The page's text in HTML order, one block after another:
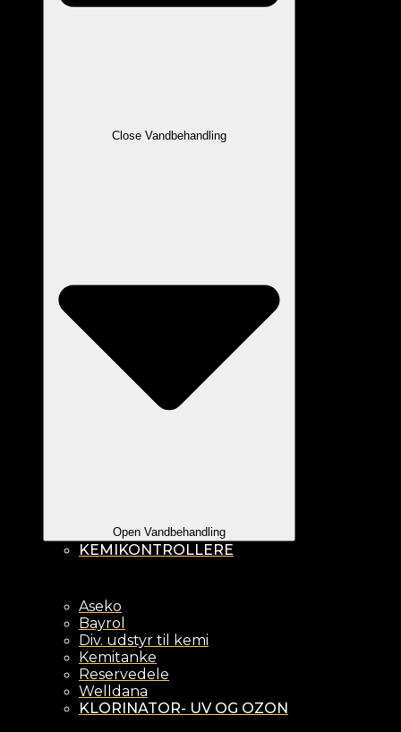
Close Vandbehandling
Open Vandbehandling
KEMIKONTROLLERE
Aseko
Bayrol
Div. udstyr til kemi
Kemitanke
Reservedele
Welldana
KLORINATOR- UV OG OZON